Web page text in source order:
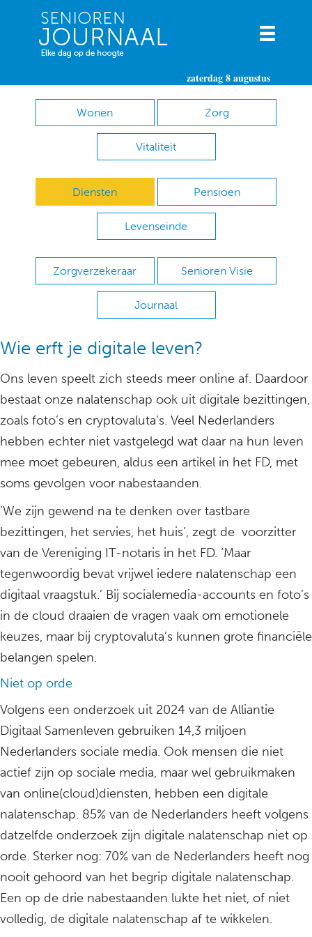
zaterdag 8 augustus
Wonen Zorg
Vitaliteit
Diensten Pensioen
Levenseinde
Zorgverzekeraar Senioren Visie
Journaal
Wie erft je digitale leven?
Ons leven speelt zich steeds meer online af. Daardoor
bestaat onze nalatenschap ook uit digitale bezittingen,
zoals foto’s en cryptovaluta’s. Veel Nederlanders
hebben echter niet vastgelegd wat daar na hun leven
mee moet gebeuren, aldus een artikel in het FD, met
soms gevolgen voor nabestaanden.
‘We zijn gewend na te denken over tastbare
bezittingen, het servies, het huis’, zegt de voorzitter
van de Vereniging IT-notaris in het FD. ‘Maar
tegenwoordig bevat vrijwel iedere nalatenschap een
digitaal vraagstuk.’ Bij socialemedia-accounts en foto’s
in de cloud draaien de vragen vaak om emotionele
keuzes, maar bij cryptovaluta’s kunnen grote financiële
belangen spelen.
Niet op orde
Volgens een onderzoek uit 2024 van de Alliantie
Digitaal Samenleven gebruiken 14,3 miljoen
Nederlanders sociale media. Ook mensen die niet
actief zijn op sociale media, maar wel gebruikmaken
van online(cloud)diensten, hebben een digitale
nalatenschap. 85% van de Nederlanders heeft volgens
datzelfde onderzoek zijn digitale nalatenschap niet op
orde. Sterker nog: 70% van de Nederlanders heeft nog
nooit gehoord van het begrip digitale nalatenschap.
Een op de drie nabestaanden lukte het niet, of niet
volledig, de digitale nalatenschap af te wikkelen.